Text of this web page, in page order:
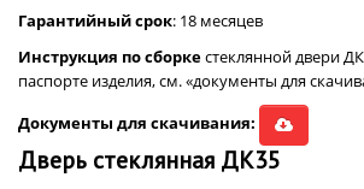
Гарантийный срок: 18 месяцев
Инструкция по сборкестеклянной двери
паспорте изделия, см. «документы для
Документы для скачивания:
Дверь стеклянная ДК35